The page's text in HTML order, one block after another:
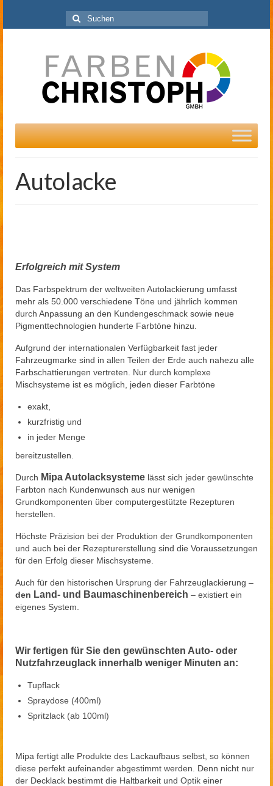
Suchen
nach:
Autolacke
Erfolgreich mit System
Das Farbspektrum der weltweiten Autolackierung umfasst
mehr als 50.000 verschiedene Töne und jährlich kommen
durch Anpassung an den Kundengeschmack sowie neue
Pigmenttechnologien hunderte Farbtöne hinzu.
Aufgrund der internationalen Verfügbarkeit fast jeder
Fahrzeugmarke sind in allen Teilen der Erde auch nahezu alle
Farbschattierungen vertreten. Nur durch komplexe
Mischsysteme ist es möglich, jeden dieser Farbtöne
exakt,
kurzfristig und
in jeder Menge
bereitzustellen.
Durch Mipa Autolacksysteme lässt sich jeder gewünschte
Farbton nach Kundenwunsch aus nur wenigen
Grundkomponenten über computergestützte Rezepturen
herstellen.
Höchste Präzision bei der Produktion der Grundkomponenten
und auch bei der Rezepturerstellung sind die Voraussetzungen
für den Erfolg dieser Mischsysteme.
Auch für den historischen Ursprung der Fahrzeuglackierung –
den Land- und Baumaschinenbereich – existiert ein
eigenes System.
Wir fertigen für Sie den gewünschten Auto- oder
Nutzfahrzeuglack innerhalb weniger Minuten an:
Tupflack
Spraydose (400ml)
Spritzlack (ab 100ml)
Mipa fertigt alle Produkte des Lackaufbaus selbst, so können
diese perfekt aufeinander abgestimmt werden. Denn nicht nur
der Decklack bestimmt die Haltbarkeit und Optik einer